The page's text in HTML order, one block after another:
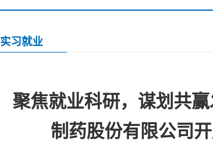
实习就业
聚焦就业科研，谋划共
制药股份有限公司